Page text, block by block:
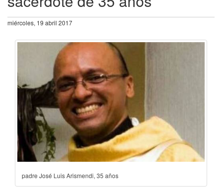
miércoles, 19 abril 2017
padre José Luis Arismendi, 35 años